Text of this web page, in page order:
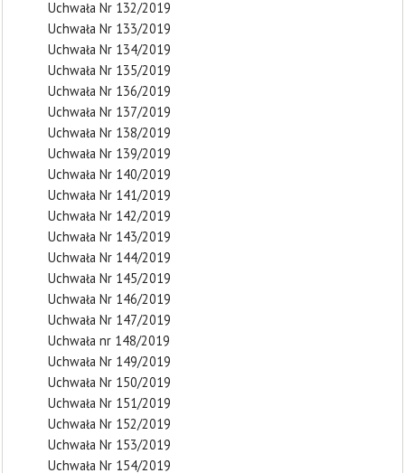
Uchwała Nr 132/2019
Uchwała Nr 133/2019
Uchwała Nr 134/2019
Uchwała Nr 135/2019
Uchwała Nr 136/2019
Uchwała Nr 137/2019
Uchwała Nr 138/2019
Uchwała Nr 139/2019
Uchwała Nr 140/2019
Uchwała Nr 141/2019
Uchwała Nr 142/2019
Uchwała Nr 143/2019
Uchwała Nr 144/2019
Uchwała Nr 145/2019
Uchwała Nr 146/2019
Uchwała Nr 147/2019
Uchwała nr 148/2019
Uchwała Nr 149/2019
Uchwała Nr 150/2019
Uchwała Nr 151/2019
Uchwała Nr 152/2019
Uchwała Nr 153/2019
Uchwała Nr 154/2019